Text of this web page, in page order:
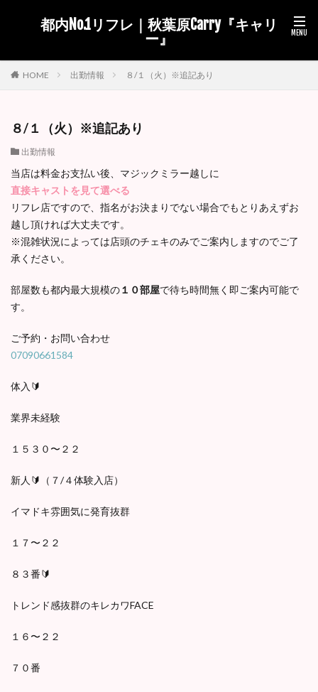
都内No.1リフレ｜秋葉原Carry『キャリ
ー』
HOME 出勤情報 ８/１（火）※追記あり
８/１（火）※追記あり
出勤情報
当店は料金お支払い後、マジックミラー越しに
直接キャストを見て選べる
リフレ店ですので、指名がお決まりでない場合でもとりあえずお
越し頂ければ大丈夫です。
※混雑状況によっては店頭のチェキのみでご案内しますのでご了
承ください。
部屋数も都内最大規模の１０部屋で待ち時間無く即ご案内可能で
す。
ご予約・お問い合わせ
07090661584
体入🔰
業界未経験
１５３０〜２２
新人🔰（７/４体験入店）
イマドキ雰囲気に発育抜群
１７〜２２
８３番🔰
トレンド感抜群のキレカワFACE
１６〜２２
７０番